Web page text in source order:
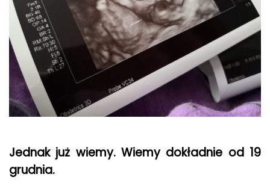
Jednak już wiemy. Wiemy dokładnie od 19
grudnia.